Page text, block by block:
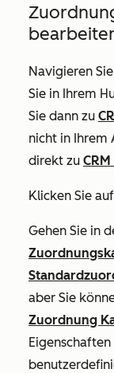
Navigieren
Sie in Ihrem
Sie dann zu
nicht in Ihrem
direkt zu CRM
Klicken Sie
Gehen Sie in
aber Sie
Zuordnung